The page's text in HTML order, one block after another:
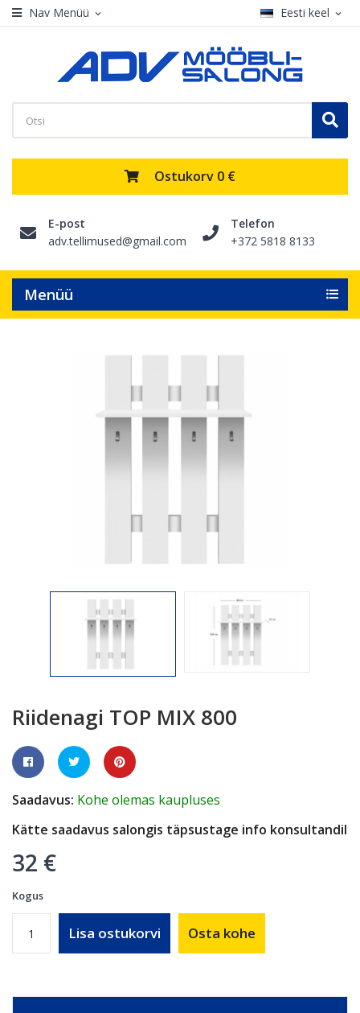
Nav Menüü expand_more Eesti keel expand_more
Ostukorv 0 €
E-post
adv.tellimused@gmail.com
Telefon
+372 5818 8133
Menüü
Riidenagi TOP MIX 800
Saadavus: Kohe olemas kaupluses
Kätte saadavus salongis täpsustage info konsultandil
32 €
Kogus
Lisa ostukorvi Osta kohe